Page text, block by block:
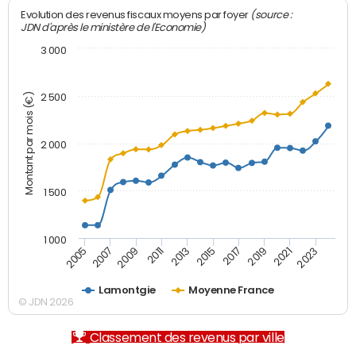
Montant par mois (€)
Evolution des revenus fiscaux moyens par foyer (source :
JDN d'après le ministère de l'Economie)
Lamontgie Moyenne France
2005 2007 2009 2011 2013 2015 2017 2019 2021 2023
1 000
1 500
2 000
2 500
3 000
© JDN 2026
Classement des revenus par ville